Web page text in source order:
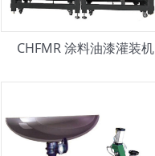
CHFMR 涂料油漆灌装机